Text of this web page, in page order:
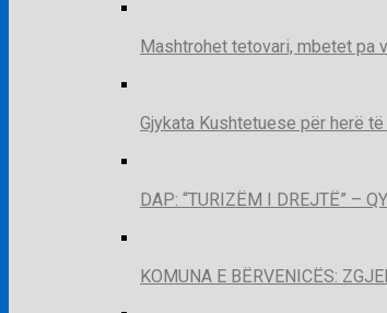
Mashtrohet tetovari, mbetet pa
Gjykata Kushtetuese për herë
DAP: “TURIZËM I DREJTË” –
KOMUNA E BËRVENICËS: